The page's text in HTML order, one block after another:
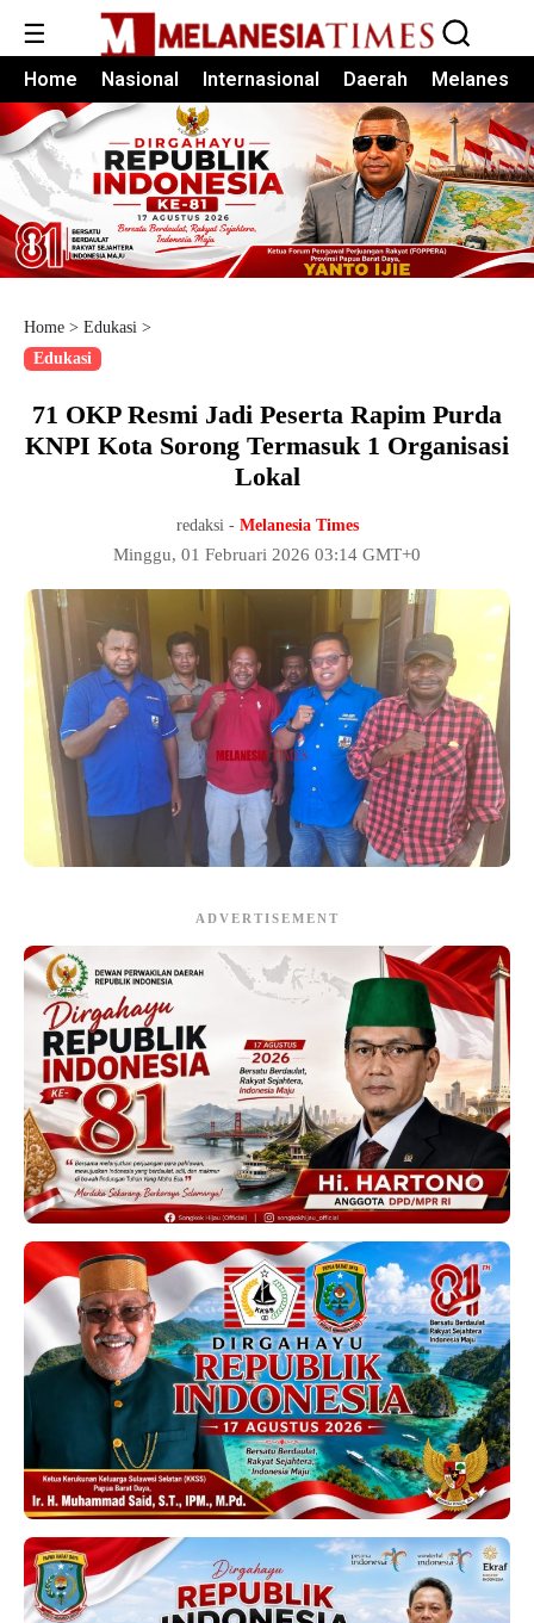
☰
Home Nasional Internasional Daerah Melanesia
Home > Edukasi >
Edukasi
71 OKP Resmi Jadi Peserta Rapim Purda
KNPI Kota Sorong Termasuk 1 Organisasi
Lokal
redaksi - Melanesia Times
Minggu, 01 Februari 2026 03:14 GMT+0
ADVERTISEMENT